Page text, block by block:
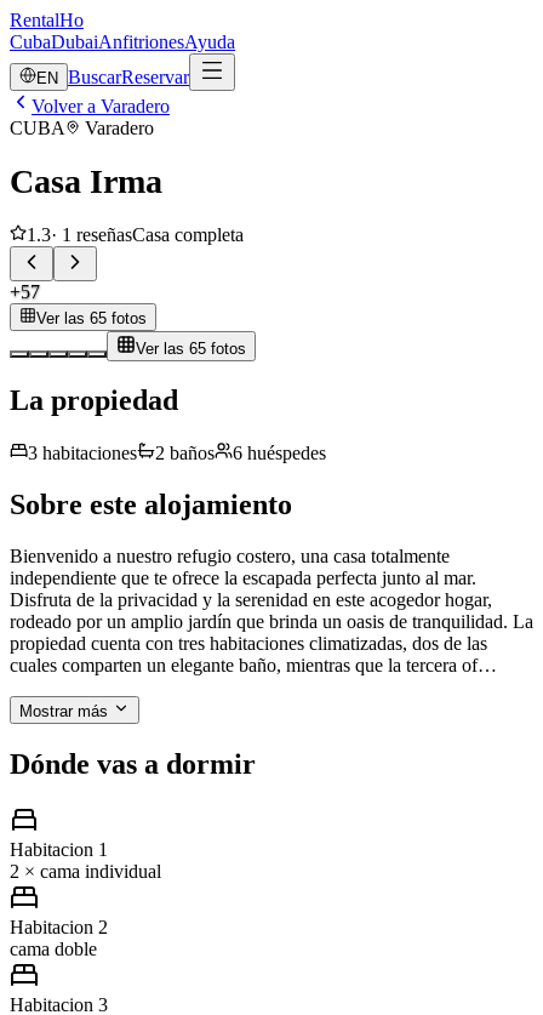
RentalHo
CubaDubaiAnfitrionesAyuda
EN BuscarReservar
Volver a Varadero
CUBA
Varadero
Casa Irma
1.3· 1 reseñasCasa completa
+57
Ver las 65 fotos
Ver las 65 fotos
La propiedad
3 habitaciones 2 baños 6 huéspedes
Sobre este alojamiento
Bienvenido a nuestro refugio costero, una casa totalmente
independiente que te ofrece la escapada perfecta junto al mar.
Disfruta de la privacidad y la serenidad en este acogedor hogar,
rodeado por un amplio jardín que brinda un oasis de tranquilidad. La
propiedad cuenta con tres habitaciones climatizadas, dos de las
cuales comparten un elegante baño, mientras que la tercera of…
Mostrar más
Dónde vas a dormir
Habitacion 1
2 × cama individual
Habitacion 2
cama doble
Habitacion 3